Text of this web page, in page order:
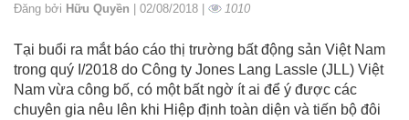
Đăng bởi Hữu Quyền | 02/08/2018 | 1010
Tại buổi ra mắt báo cáo thị trường bất động sản Việt Nam
trong quý I/2018 do Công ty Jones Lang Lassle (JLL) Việt
Nam vừa công bố, có một bất ngờ ít ai để ý được các
chuyên gia nêu lên khi Hiệp định toàn diện và tiến bộ đôi